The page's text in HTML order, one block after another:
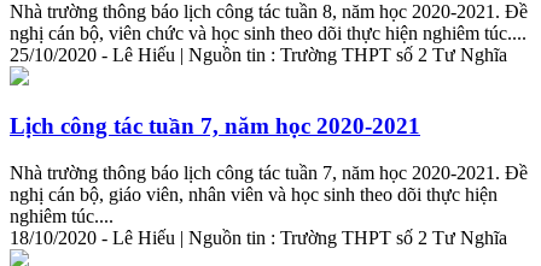
Nhà trường thông báo lịch công tác tuần 8, năm học 2020-2021. Đề
nghị cán bộ, viên chức và học sinh theo dõi thực hiện nghiêm túc....
25/10/2020 - Lê Hiếu | Nguồn tin : Trường THPT số 2 Tư Nghĩa
Lịch công tác tuần 7, năm học 2020-2021
Nhà trường thông báo lịch công tác tuần 7, năm học 2020-2021. Đề
nghị cán bộ, giáo viên, nhân viên và học sinh theo dõi thực hiện
nghiêm túc....
18/10/2020 - Lê Hiếu | Nguồn tin : Trường THPT số 2 Tư Nghĩa